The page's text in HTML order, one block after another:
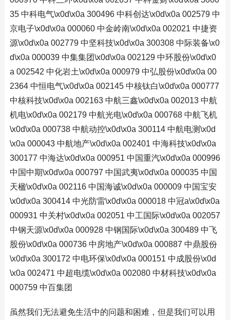
35 中科电气\x0d\x0a 300496 中科创达\x0d\x0a 002579 中
京电子\x0d\x0a 000060 中金岭南\x0d\x0a 002021 中捷资
源\x0d\x0a 002779 中坚科技\x0d\x0a 300308 中际装备\x0
d\x0a 000039 中集集团\x0d\x0a 002129 中环股份\x0d\x0
a 002542 中化岩土\x0d\x0a 000979 中弘股份\x0d\x0a 00
2364 中恒电气\x0d\x0a 002145 中核钛白\x0d\x0a 000777
中核科技\x0d\x0a 002163 中航三鑫\x0d\x0a 002013 中航
机电\x0d\x0a 002179 中航光电\x0d\x0a 000768 中航飞机
\x0d\x0a 000738 中航动控\x0d\x0a 300114 中航电测\x0d
\x0a 000043 中航地产\x0d\x0a 002401 中海科技\x0d\x0a
300177 中海达\x0d\x0a 000951 中国重汽\x0d\x0a 000996
中国中期\x0d\x0a 000797 中国武夷\x0d\x0a 000035 中国
天楹\x0d\x0a 002116 中国海诚\x0d\x0a 000009 中国宝安
\x0d\x0a 300414 中光防雷\x0d\x0a 000018 中冠a\x0d\x0a
000931 中关村\x0d\x0a 002051 中工国际\x0d\x0a 002057
中钢天源\x0d\x0a 000928 中钢国际\x0d\x0a 300489 中飞
股份\x0d\x0a 000736 中房地产\x0d\x0a 000887 中鼎股份
\x0d\x0a 300172 中电环保\x0d\x0a 000151 中成股份\x0d
\x0a 002471 中超电缆\x0d\x0a 002080 中材科技\x0d\x0a
000759 中百集团
虽然我们无法避免生活中的问题和困难，但是我们可以用